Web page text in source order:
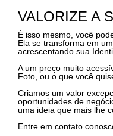
VALORIZE A
É isso mesmo, você
Ela se transforma em
acrescentando sua
A um preço muito
Foto, ou o que você
Criamos um valor
oportunidades de
uma ideia que mais lhe
Entre em contato